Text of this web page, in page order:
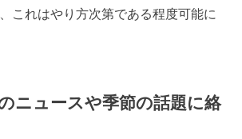
これはやり方次第である程度可能に
ニュースや季節の話題に絡